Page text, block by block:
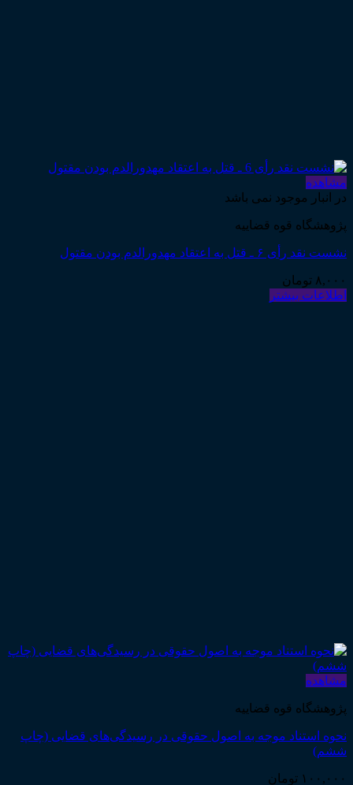
مشاهده
در انبار موجود نمی باشد
پژوهشگاه قوه قضاییه
نشست نقد رأی ۶ ـ قتل به اعتقاد مهدورالدم بودن مقتول
۸,۰۰۰ تومان
اطلاعات بیشتر
مشاهده
پژوهشگاه قوه قضاییه
نحوه استناد موجه به اصول حقوقی در رسیدگی‌های قضایی (چاپ
ششم)
۱۰۰,۰۰۰ تومان